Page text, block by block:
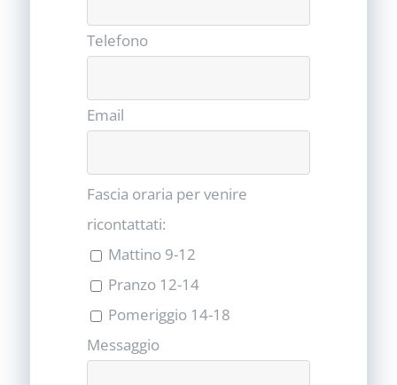
Telefono
Email
Fascia oraria per venire
ricontattati:
Mattino 9-12
Pranzo 12-14
Pomeriggio 14-18
Messaggio